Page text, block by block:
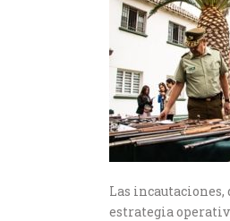
Las
estrategia